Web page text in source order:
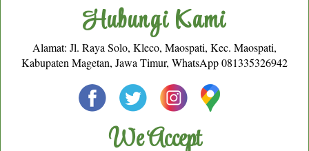
Hubungi Kami
Alamat: Jl. Raya Solo, Kleco, Maospati, Kec. Maospati,
Kabupaten Magetan, Jawa Timur, WhatsApp081335326942
We Accept